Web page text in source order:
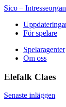
Sico –
För spelare
Spelaragenter
Om oss
Elefalk Claes
Senaste inläggen